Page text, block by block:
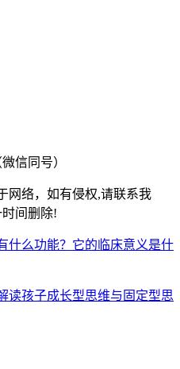
信同号）
网络，如有侵权,请联系我
时间删除!
什么功能？它的临床意义是什
读孩子成长型思维与固定型思